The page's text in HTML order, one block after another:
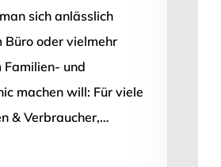
Suchen oder ESC zum Schließen.
sich anlässlich
Büro oder vielmehr
Familien- und
machen will: Für viele
& Verbraucher,…